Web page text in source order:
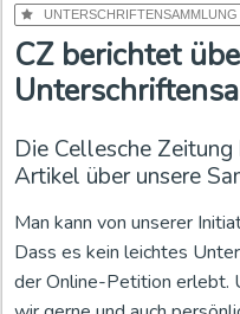
UNTERSCHRIFTENSAMMLUNG
CZ berichtet
Die Cellesche
Artikel über unsere
Man kann von unserer
Dass es kein leichtes
der Online-Petition erlebt.